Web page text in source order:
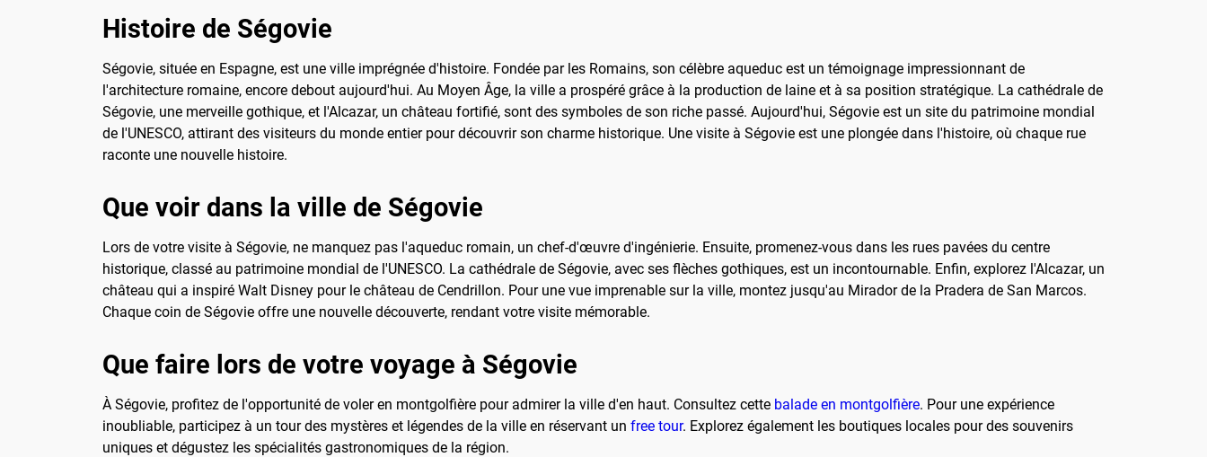
Histoire de Ségovie
Ségovie, située en Espagne, est une ville imprégnée d'histoire. Fondée par les Romains, son célèbre aqueduc est un témoignage impressionnant de
l'architecture romaine, encore debout aujourd'hui. Au Moyen Âge, la ville a prospéré grâce à la production de laine et à sa position stratégique. La cathédrale de
Ségovie, une merveille gothique, et l'Alcazar, un château fortifié, sont des symboles de son riche passé. Aujourd'hui, Ségovie est un site du patrimoine mondial
de l'UNESCO, attirant des visiteurs du monde entier pour découvrir son charme historique. Une visite à Ségovie est une plongée dans l'histoire, où chaque rue
raconte une nouvelle histoire.
Que voir dans la ville de Ségovie
Lors de votre visite à Ségovie, ne manquez pas l'aqueduc romain, un chef-d'œuvre d'ingénierie. Ensuite, promenez-vous dans les rues pavées du centre
historique, classé au patrimoine mondial de l'UNESCO. La cathédrale de Ségovie, avec ses flèches gothiques, est un incontournable. Enfin, explorez l'Alcazar, un
château qui a inspiré Walt Disney pour le château de Cendrillon. Pour une vue imprenable sur la ville, montez jusqu'au Mirador de la Pradera de San Marcos.
Chaque coin de Ségovie offre une nouvelle découverte, rendant votre visite mémorable.
Que faire lors de votre voyage à Ségovie
À Ségovie, profitez de l'opportunité de voler en montgolfière pour admirer la ville d'en haut. Consultez cette balade en montgolfière. Pour une expérience
inoubliable, participez à un tour des mystères et légendes de la ville en réservant un free tour. Explorez également les boutiques locales pour des souvenirs
uniques et dégustez les spécialités gastronomiques de la région.